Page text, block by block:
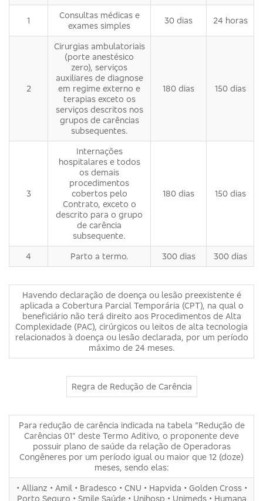
1
Consultas médicas e
exames simples
30 dias 24 horas
2
Cirurgias ambulatoriais
(porte anestésico
zero), serviços
auxiliares de diagnose
em regime externo e
terapias exceto os
serviços descritos nos
grupos de carências
subsequentes.
180 dias 150 dias
3
Internações
hospitalares e todos
os demais
procedimentos
cobertos pelo
Contrato, exceto o
descrito para o grupo
de carência
subsequente.
180 dias 150 dias
4 Parto a termo. 300 dias 300 dias
Havendo declaração de doença ou lesão preexistente é
aplicada a Cobertura Parcial Temporária (CPT), na qual o
beneficiário não terá direito aos Procedimentos de Alta
Complexidade (PAC), cirúrgicos ou leitos de alta tecnologia
relacionados à doença ou lesão declarada, por um período
máximo de 24 meses.
Regra de Redução de Carência
Para redução de carência indicada na tabela “Redução de
Carências 01” deste Termo Aditivo, o proponente deve
possuir plano de saúde da relação de Operadoras
Congêneres por um período igual ou maior que 12 (doze)
meses, sendo elas:
• Allianz • Amil • Bradesco • CNU • Hapvida • Golden Cross •
Porto Seguro • Smile Saúde • Unihosp • Unimeds • Humana